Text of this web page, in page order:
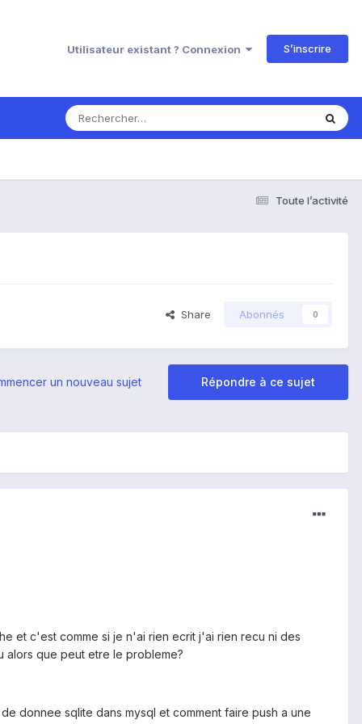
Utilisateur existant ? Connexion S’inscrire
Toute l’activité
Share Abonnés 0
Répondre à ce sujet
un nouveau sujet
et c'est comme si je n'ai rien ecrit j'ai rien recu ni des
alors que peut etre le probleme?
donnee sqlite dans mysql et comment faire push a une